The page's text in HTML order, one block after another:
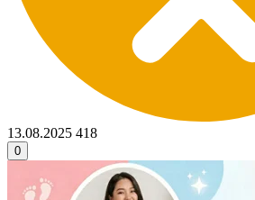
13.08.2025 418
0